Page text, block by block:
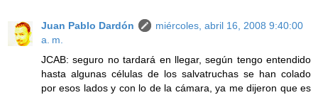
Juan Pablo Dardón
miércoles, abril 16, 2008 9:40:00
a. m.
JCAB: seguro no tardará en llegar, según tengo entendido
hasta algunas células de los salvatruchas se han colado
por esos lados y con lo de la cámara, ya me dijeron que es